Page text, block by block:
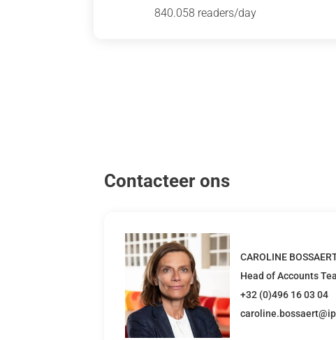
840.058 readers/day
Contacteer ons
CAROLINE
Head of Accounts
+32 (0)496 16 03 04